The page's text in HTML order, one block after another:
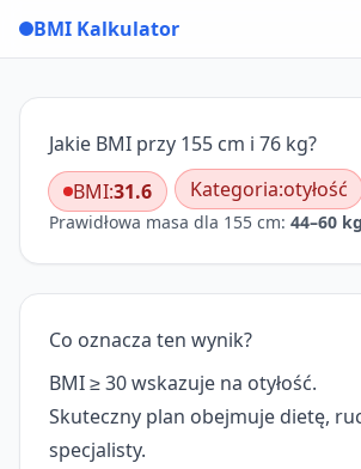
BMI Kalkulator
Jakie BMI przy 155 cm i 76 kg?
BMI:31.6 Kategoria:otyłość
Prawidłowa masa dla 155 cm: 44–60 kg
Co oznacza ten wynik?
BMI ≥ 30 wskazuje na otyłość.
Skuteczny plan obejmuje dietę,
specjalisty.